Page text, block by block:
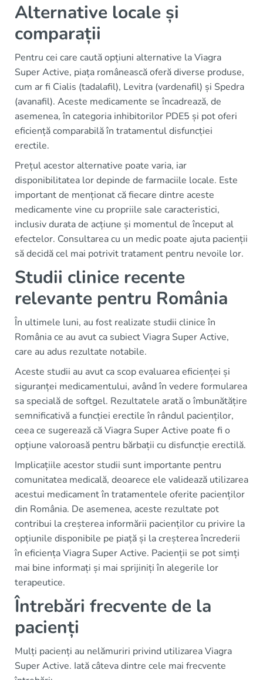
Alternative locale și
comparații
Pentru cei care caută opțiuni alternative la Viagra
Super Active, piața românească oferă diverse produse,
cum ar fi Cialis (tadalafil), Levitra (vardenafil) și Spedra
(avanafil). Aceste medicamente se încadrează, de
asemenea, în categoria inhibitorilor PDE5 și pot oferi
eficiență comparabilă în tratamentul disfuncției
erectile.
Prețul acestor alternative poate varia, iar
disponibilitatea lor depinde de farmaciile locale. Este
important de menționat că fiecare dintre aceste
medicamente vine cu propriile sale caracteristici,
inclusiv durata de acțiune și momentul de început al
efectelor. Consultarea cu un medic poate ajuta pacienții
să decidă cel mai potrivit tratament pentru nevoile lor.
Studii clinice recente
relevante pentru România
În ultimele luni, au fost realizate studii clinice în
România ce au avut ca subiect Viagra Super Active,
care au adus rezultate notabile.
Aceste studii au avut ca scop evaluarea eficienței și
siguranței medicamentului, având în vedere formularea
sa specială de softgel. Rezultatele arată o îmbunătățire
semnificativă a funcției erectile în rândul pacienților,
ceea ce sugerează că Viagra Super Active poate fi o
opțiune valoroasă pentru bărbații cu disfuncție erectilă.
Implicațiile acestor studii sunt importante pentru
comunitatea medicală, deoarece ele validează utilizarea
acestui medicament în tratamentele oferite pacienților
din România. De asemenea, aceste rezultate pot
contribui la creșterea informării pacienților cu privire la
opțiunile disponibile pe piață și la creșterea încrederii
în eficiența Viagra Super Active. Pacienții se pot simți
mai bine informați și mai sprijiniți în alegerile lor
terapeutice.
Întrebări frecvente de la
pacienți
Mulți pacienți au nelămuriri privind utilizarea Viagra
Super Active. Iată câteva dintre cele mai frecvente